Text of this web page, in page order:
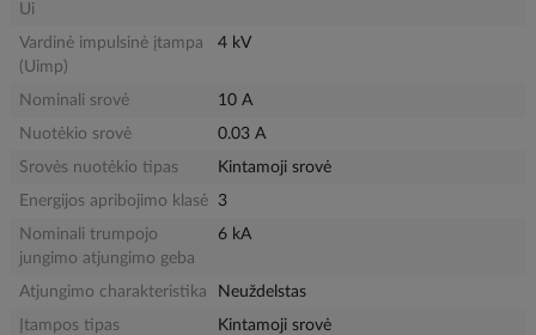
Ui
Vardinė impulsinė įtampa
(Uimp)
4 kV
Nominali srovė
10 A
Nuotėkio srovė
0.03 A
Srovės nuotėkio tipas
Kintamoji srovė
Energijos apribojimo klasė
3
Nominali trumpojo
jungimo atjungimo geba
6 kA
Atjungimo charakteristika
Neuždelstas
Įtampos tipas
Kintamoji srovė